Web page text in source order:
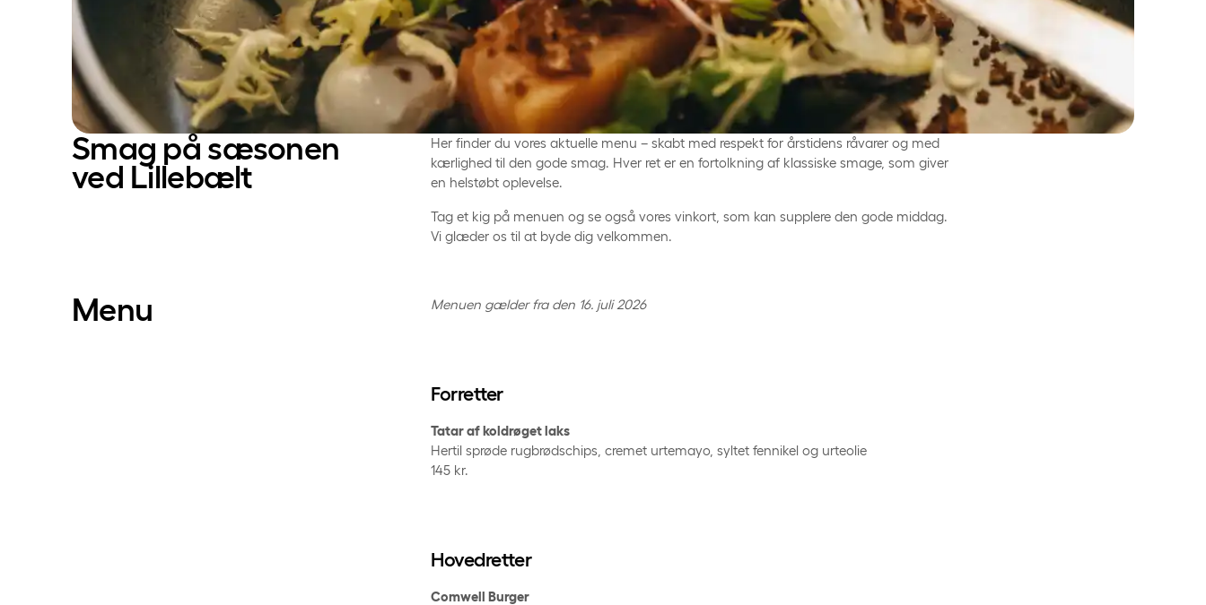
Smag på sæsonen
ved Lillebælt
Her finder du vores aktuelle menu – skabt med respekt for årstidens råvarer og med
kærlighed til den gode smag. Hver ret er en fortolkning af klassiske smage, som giver
en helstøbt oplevelse.
Tag et kig på menuen og se også vores vinkort, som kan supplere den gode middag.
Vi glæder os til at byde dig velkommen.
Menu Menuen gælder fra den 16. juli 2026
Forretter
Tatar af koldrøget laks
Hertil sprøde rugbrødschips, cremet urtemayo, syltet fennikel og urteolie
145 kr.
Hovedretter
Comwell Burger